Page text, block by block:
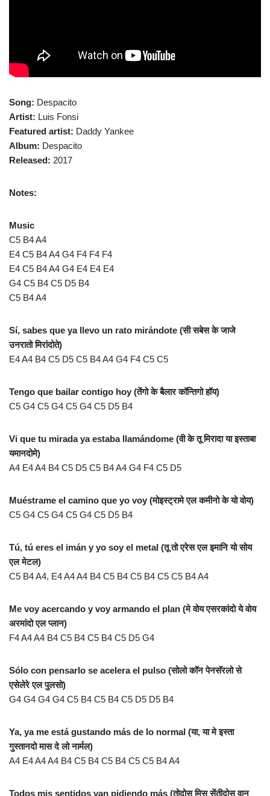
Song: Despacito
Artist: Luis Fonsi
Featured artist: Daddy Yankee
Album: Despacito
Released: 2017
Notes:
Music
C5 B4 A4
E4 C5 B4 A4 G4 F4 F4 F4
E4 C5 B4 A4 G4 E4 E4 E4
G4 C5 B4 C5 D5 B4
C5 B4 A4
Sí, sabes que ya llevo un rato mirándote (सी सबेस के जाजे
उनरातो मिरांदोते)
E4 A4 B4 C5 D5 C5 B4 A4 G4 F4 C5 C5
Tengo que bailar contigo hoy (तेंगो के बैलार कॉन्तिगो हॉय)
C5 G4 C5 G4 C5 G4 C5 D5 B4
Vi que tu mirada ya estaba llamándome (वी के तू मिरादा या इस्ताबा
यमानदोमे)
A4 E4 A4 B4 C5 D5 C5 B4 A4 G4 F4 C5 D5
Muéstrame el camino que yo voy (मोइस्ट्रामे एल कमीनो के यो वोय)
C5 G4 C5 G4 C5 G4 C5 D5 B4
Tú, tú eres el imán y yo soy el metal (तू तो एरेस एल इमानि यो सोय
एल मेटल)
C5 B4 A4, E4 A4 A4 B4 C5 B4 C5 B4 C5 C5 B4 A4
Me voy acercando y voy armando el plan (मे वोय एसरकांदो ये वोय
अरमांदो एल प्लान)
F4 A4 A4 B4 C5 B4 C5 B4 C5 D5 G4
Sólo con pensarlo se acelera el pulso (सोलो कॉन पेनसॅरलो से
एसेलेरे एल पुलसो)
G4 G4 G4 G4 C5 B4 C5 B4 C5 D5 D5 B4
Ya, ya me está gustando más de lo normal (या, या मे इस्ता
गुस्तानदो मास दे लो नार्मल)
A4 E4 A4 A4 B4 C5 B4 C5 B4 C5 C5 B4 A4
Todos mis sentidos van pidiendo más (तोदोस मिस सेंतीदोस वान